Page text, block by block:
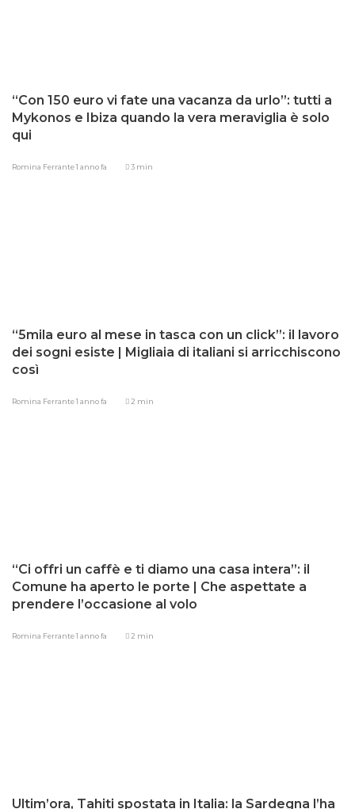
“Con 150 euro vi fate una vacanza da urlo”: tutti a
Mykonos e Ibiza quando la vera meraviglia è solo
qui
Romina Ferrante1 anno fa 3 min
“5mila euro al mese in tasca con un click”: il lavoro
dei sogni esiste | Migliaia di italiani si arricchiscono
così
Romina Ferrante1 anno fa 2 min
“Ci offri un caffè e ti diamo una casa intera”: il
Comune ha aperto le porte | Che aspettate a
prendere l’occasione al volo
Romina Ferrante1 anno fa 2 min
Ultim’ora, Tahiti spostata in Italia: la Sardegna l’ha